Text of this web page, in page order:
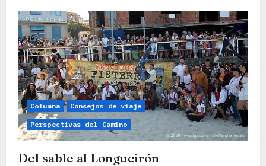
d
a
s
Columna Consejos de viaje
Perspectivas del Camino
Del sable al Longueirón